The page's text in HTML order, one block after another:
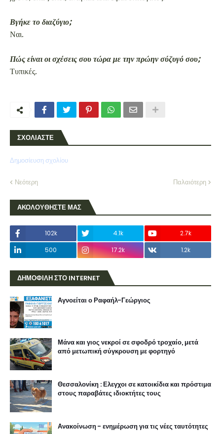
Βγήκε το διαζύγιο;
Ναι.
Πώς είναι οι σχέσεις σου τώρα με την πρώην σύζυγό σου;
Τυπικές.
ΣΧΟΛΙΑΣΤΕ
Δημοσίευση σχολίου
Νεότερη Παλαιότερη
ΑΚΟΛΟΥΘΗΣΤΕ ΜΑΣ
102k 4.1k
2.7k
500
17.2k 1.2k
ΔΗΜΟΦΙΛΗ ΣΤΟ INTERNET
Αγνοείται ο Ραφαήλ-Γεώργιος
Μάνα και γιος νεκροί σε σφοδρό τροχαίο, μετά
από μετωπική σύγκρουση με φορτηγό
Θεσσαλονίκη : Ελεγχοι σε κατοικίδια και πρόστιμα
στους παραβάτες ιδιοκτήτες τους
Ανακοίνωση - ενημέρωση για τις νέες ταυτότητες